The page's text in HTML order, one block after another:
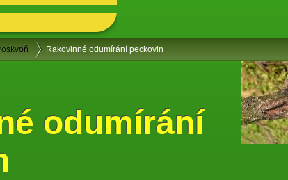
Rakovinné odumírání peckovin
odumírání